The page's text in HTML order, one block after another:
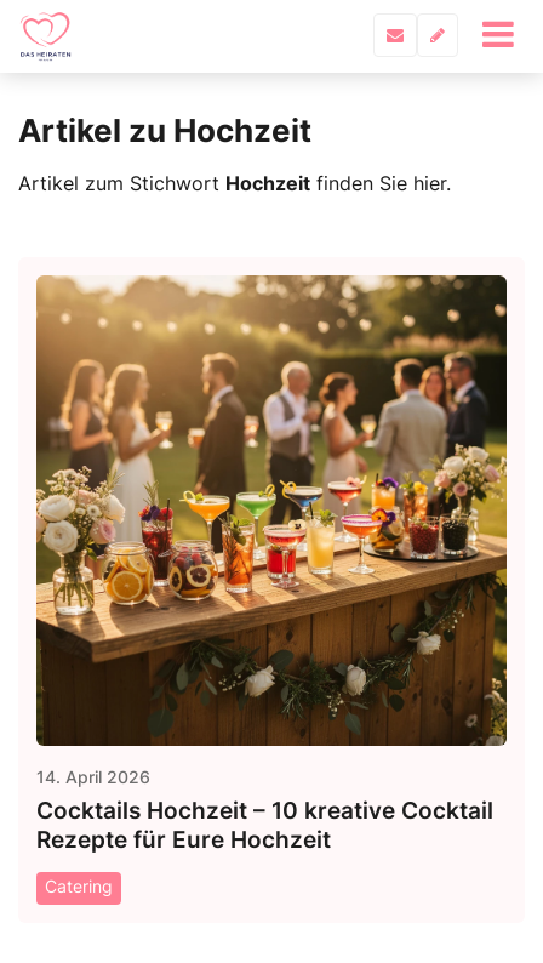
Artikel zu Hochzeit
Artikel zum Stichwort Hochzeit finden Sie hier.
14. April 2026
Cocktails Hochzeit – 10 kreative Cocktail
Rezepte für Eure Hochzeit
Catering